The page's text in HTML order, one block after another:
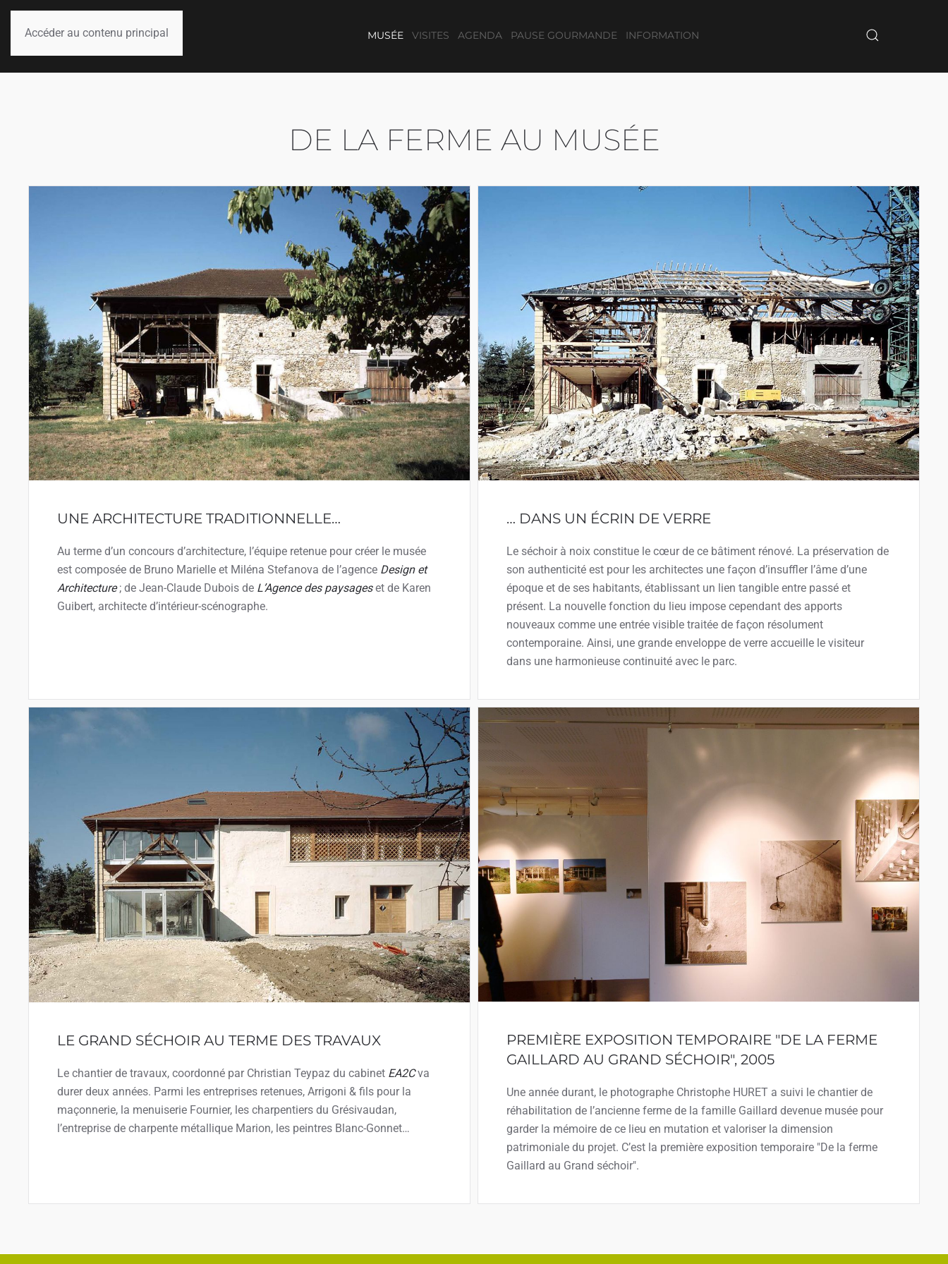
Accéder au contenu principal MUSÉE VISITES AGENDA PAUSE GOURMANDE INFORMATION
DE LA FERME AU MUSÉE
UNE ARCHITECTURE TRADITIONNELLE…
Au terme d’un concours d’architecture, l’équipe retenue pour créer le musée
est composée de Bruno Marielle et Miléna Stefanova de l’agence Design et
Architecture; de Jean-Claude Dubois de L’Agence des paysageset de Karen
Guibert, architecte d’intérieur-scénographe.
… DANS UN ÉCRIN DE VERRE
Le séchoir à noix constitue le cœur de ce bâtiment rénové. La préservation de
son authenticité est pour les architectes une façon d’insuffler l’âme d’une
époque et de ses habitants, établissant un lien tangible entre passé et
présent. La nouvelle fonction du lieu impose cependant des apports
nouveaux comme une entrée visible traitée de façon résolument
contemporaine. Ainsi, une grande enveloppe de verre accueille le visiteur
dans une harmonieuse continuité avec le parc.
LE GRAND SÉCHOIR AU TERME DES TRAVAUX
Le chantier de travaux, coordonné par Christian Teypaz du cabinet EA2Cva
durer deux années. Parmi les entreprises retenues, Arrigoni & fils pour la
maçonnerie, la menuiserie Fournier, les charpentiers du Grésivaudan,
l’entreprise de charpente métallique Marion, les peintres Blanc-Gonnet…
PREMIÈRE EXPOSITION TEMPORAIRE "DE LA FERME
GAILLARD AU GRAND SÉCHOIR", 2005
Une année durant, le photographe Christophe HURET a suivi le chantier de
réhabilitation de l’ancienne ferme de la famille Gaillard devenue musée pour
garder la mémoire de ce lieu en mutation et valoriser la dimension
patrimoniale du projet. C’est la première exposition temporaire "De la ferme
Gaillard au Grand séchoir".